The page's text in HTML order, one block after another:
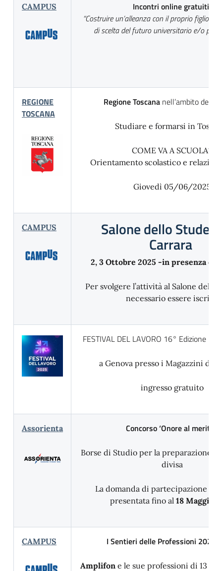
CAMPUS
Incontri online gratuiti:
“Costruire un’alleanza con il proprio figlio
di scelta del futuro universitario e/o
REGIONE
TOSCANA
Regione Toscananell’ambito del
Studiare e formarsi in
COME VA A SCUOLA?
Orientamento scolastico e
Giovedì 05/06/2025
CAMPUS Salone dello
Carrara
2, 3 Ottobre 2025 -in presenza e
Per svolgere l’attività al Salone dello
necessario essere iscritti
FESTIVAL DEL LAVORO 16° Edizione 29
a Genova presso i Magazzini del
ingresso gratuito
Assorienta Concorso ‘Onore al merito’:
Borse di Studio per la preparazione
divisa
La domanda di partecipazione
presentata fino al 18 Maggio
CAMPUS I Sentieri delle Professioni
Amplifon e le sue professioni di 13